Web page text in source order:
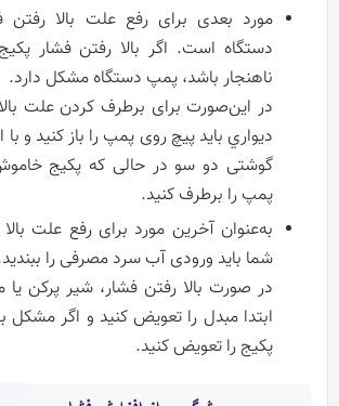
مورد بعدی برای رفع علت بالا
دستگاه است. اگر بالا رفتن فشار
ناهنجار باشد، پمپ دستگاه مشکل دارد.
در این‌صورت برای برطرف کردن علت
ديواري باید پیچ روی پمپ را باز کنید و
گوشتی دو سو در حالی که پکیج
پمپ را برطرف کنید.
به‌عنوان آخرین مورد برای رفع علت
شما باید ورودی آب سرد مصرفی را
در صورت بالا رفتن فشار، شیر پرکن
ابتدا مبدل را تعویض کنید و اگر
پکیج را تعویض کنید.